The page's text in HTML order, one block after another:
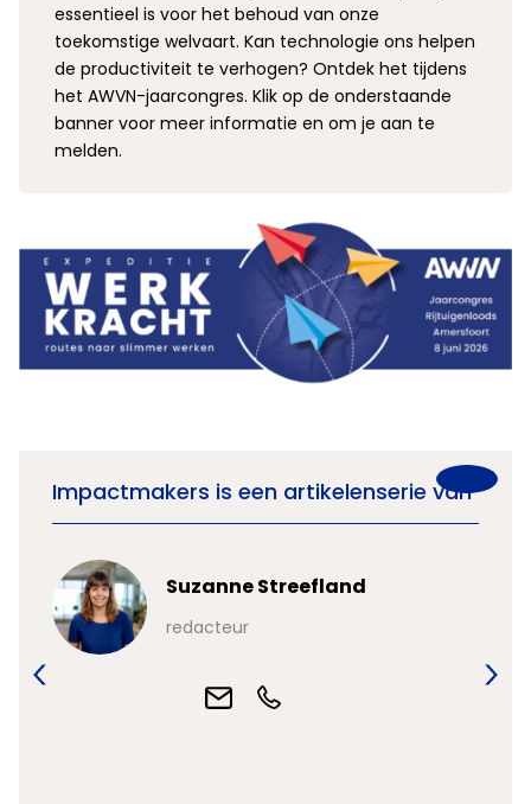
essentieel is voor het behoud van onze
toekomstige welvaart. Kan technologie ons helpen
de productiviteit te verhogen? Ontdek het tijdens
het AWVN-jaarcongres. Klik op de onderstaande
banner voor meer informatie en om je aan te
melden.
Impactmakers is een artikelenserie van
Suzanne Streefland
redacteur